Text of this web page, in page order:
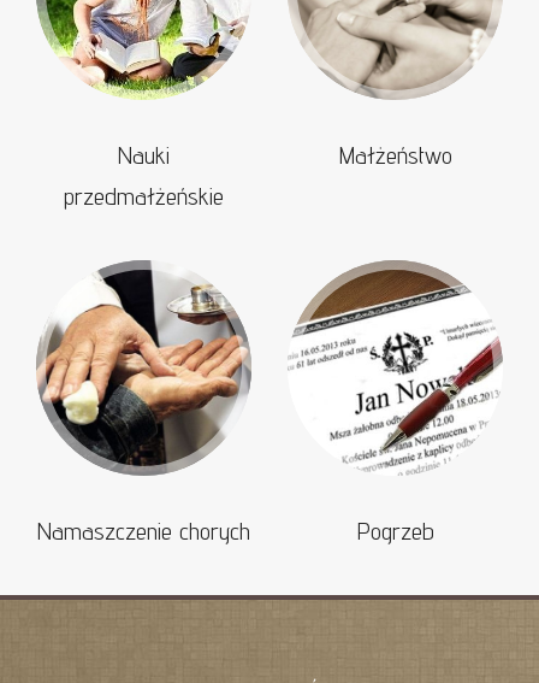
Nauki
przedmałżeńskie
Małżeństwo
Namaszczenie chorych Pogrzeb